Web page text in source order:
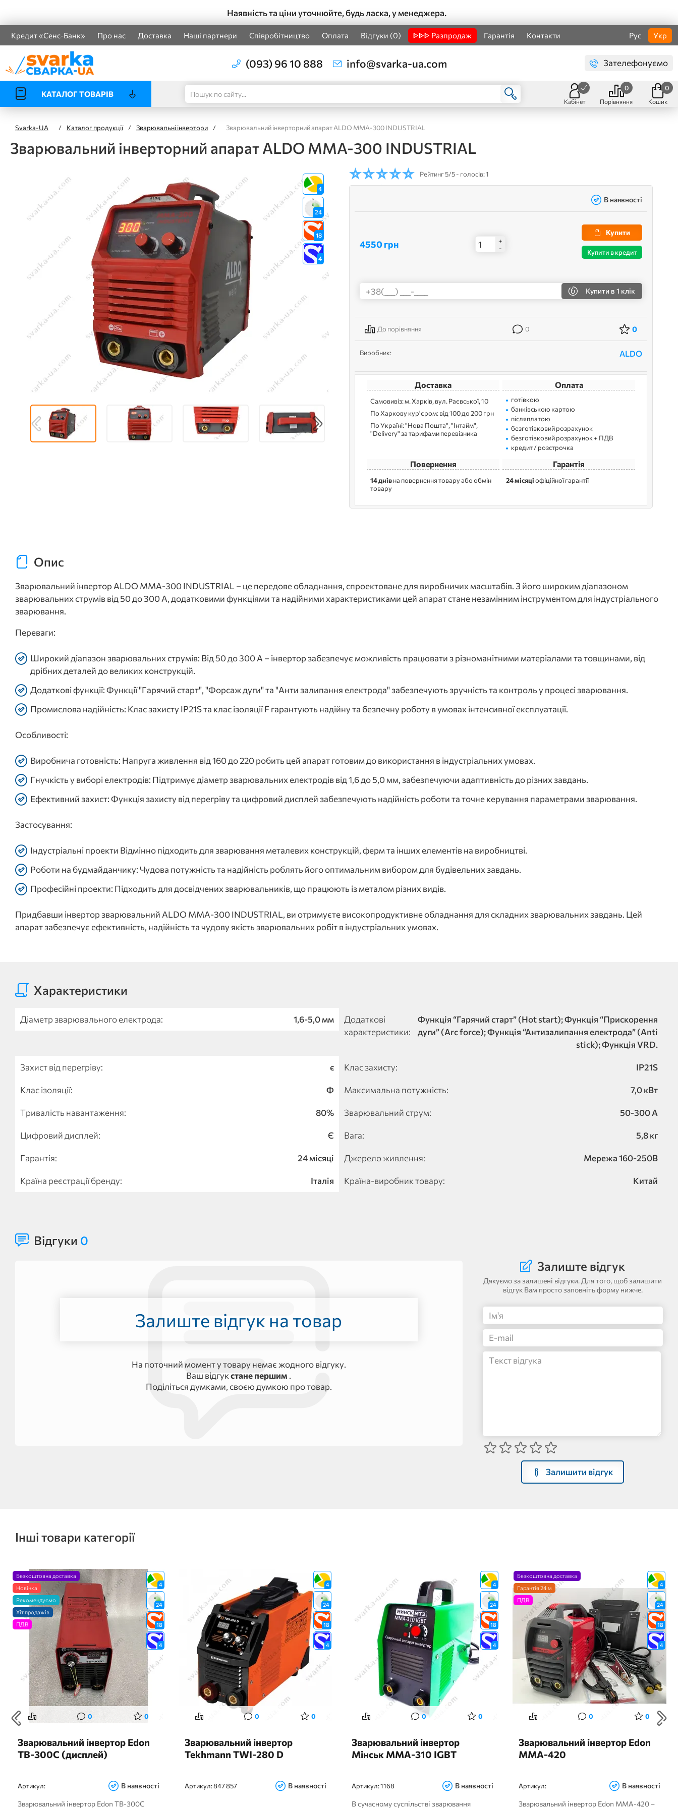
Наявність та ціни уточнюйте, будь ласка, у менеджера.
Кредит «Сенс-Банк» Про нас Доставка Наші партнери Співробітництво Оплата Відгуки (0) ᐈᐈᐈ Разпродаж Гарантія Контакти Рус Укр
(093) 96 10 888 info@svarka-ua.com Зателефонуємо
КАТАЛОГ ТОВАРІВ
Кабінет Порівняння
0
Кошик
0
Svarka-UA / Каталог продукції / Зварювальні інвертори / Зварювальний інверторний апарат ALDO MMA-300 INDUSTRIAL
Зварювальний інверторний апарат ALDO MMA-300 INDUSTRIAL
4
24
18
4
Рейтинг5/5 - голосів: 1
В наявності
4550 грн
+
-
Купити
Купити в кредит
Купити в 1 клік
До порівняння 0 0
Виробник: ALDO
Доставка
Самовивіз: м. Харків, вул. Раєвської, 10
По Харкову кур'єром: від 100 до 200 грн
По Україні: "Нова Пошта", "Інтайм",
"Delivery" за тарифами перевізника
Оплата
готівкою
банківською картою
післяплатою
безготівковий розрахунок
безготівковий розрахунок + ПДВ
кредит / розстрочка
Повернення
14 днівна повернення товару або обмін
товару
Гарантія
24 місяціофіційної гарантії
Опис
Зварювальний інвертор ALDO MMA-300 INDUSTRIAL – це передове обладнання, спроектоване для виробничих масштабів. З його широким діапазоном
зварювальних струмів від 50 до 300 А, додатковими функціями та надійними характеристиками цей апарат стане незамінним інструментом для індустріального
зварювання.
Переваги:
Широкий діапазон зварювальних струмів: Від 50 до 300 А – інвертор забезпечує можливість працювати з різноманітними матеріалами та товщинами, від
дрібних деталей до великих конструкцій.
Додаткові функції: Функції "Гарячий старт", "Форсаж дуги" та "Анти залипання електрода" забезпечують зручність та контроль у процесі зварювання.
Промислова надійність: Клас захисту IP21S та клас ізоляції F гарантують надійну та безпечну роботу в умовах інтенсивної експлуатації.
Особливості:
Виробнича готовність: Напруга живлення від 160 до 220 робить цей апарат готовим до використання в індустріальних умовах.
Гнучкість у виборі електродів: Підтримує діаметр зварювальних електродів від 1,6 до 5,0 мм, забезпечуючи адаптивність до різних завдань.
Ефективний захист: Функція захисту від перегріву та цифровий дисплей забезпечують надійність роботи та точне керування параметрами зварювання.
Застосування:
Індустріальні проекти Відмінно підходить для зварювання металевих конструкцій, ферм та інших елементів на виробництві.
Роботи на будмайданчику: Чудова потужність та надійність роблять його оптимальним вибором для будівельних завдань.
Професійні проекти: Підходить для досвідчених зварювальників, що працюють із металом різних видів.
Придбавши інвертор зварювальний ALDO MMA-300 INDUSTRIAL, ви отримуєте високопродуктивне обладнання для складних зварювальних завдань. Цей
апарат забезпечує ефективність, надійність та чудову якість зварювальних робіт в індустріальних умовах.
Характеристики
Діаметр зварювального електрода: 1,6-5,0 мм
Додаткові
характеристики:
Функція “Гарячий старт” (Hot start); Функція “Прискорення
дуги” (Arc force); Функція “Антизалипання електрода” (Anti
stick); Функція VRD.
Захист від перегріву: є Клас захисту: IP21S
Клас ізоляції: Ф Максимальна потужність: 7,0 кВт
Тривалість навантаження: 80% Зварювальний струм: 50-300 А
Цифровий дисплей: Є Вага: 5,8 кг
Гарантія: 24 місяці Джерело живлення: Мережа 160-250В
Країна реєстрації бренду: Італія Країна-виробник товару: Китай
Відгуки 0
Залиште відгук на товар
На поточний момент у товару немає жодного відгуку.
Ваш відгукстане першим .
Поділіться думками, своєю думкою про товар.
Залиште відгук
Дякуємо за залишені відгуки. Для того, щоб залишити
відгук Вам просто заповніть форму нижче.
Залишити відгук
Інші товари категорії
4
24
18
4
Безкоштовна доставка
Новінка
Рекомендуємо
Хіт продажів
ПДВ
0 0
Зварювальний інвертор Edon
ТВ-300C (дисплей)
Артикул: В наявності
Зварювальний інвертор Edon TB-300C
4
24
18
4
0 0
Зварювальний інвертор
Tekhmann TWI-280 D
Артикул:847 857 В наявності
4
24
18
4
0 0
Зварювальний інвертор
Мінськ ММА-310 IGBT
Артикул:1168 В наявності
В сучасному суспільстві зварювання
4
24
18
4
Безкоштовна доставка
Гарантія 24 м
ПДВ
0 0
Зварювальний інвертор Edon
MMA-420
Артикул: В наявності
Зварювальний інвертор Edon MMA-420 –